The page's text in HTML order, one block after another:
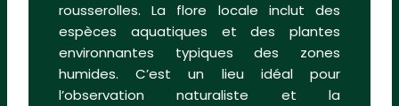
rousserolles. La flore locale inclut des
espèces aquatiques et des plantes
environnantes typiques des zones
humides. C’est un lieu idéal pour
l’observation naturaliste et la